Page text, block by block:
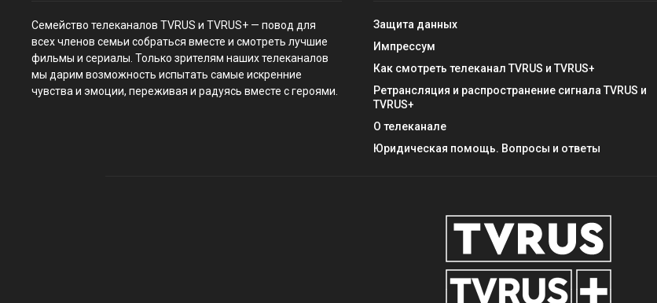
Семейство телеканалов TVRUS и TVRUS+ — повод для
всех членов семьи собраться вместе и смотреть лучшие
фильмы и сериалы. Только зрителям наших телеканалов
мы дарим возможность испытать самые искренние
чувства и эмоции, переживая и радуясь вместе с героями.
Защита данных
Импрессум
Как смотреть телеканал TVRUS и TVRUS+
Ретрансляция и распространение сигнала TVRUS и
TVRUS+
О телеканале
Юридическая помощь. Вопросы и ответы